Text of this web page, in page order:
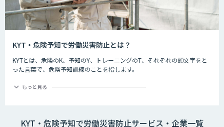
KYT・危険予知で労働災害防止とは？
KYTとは、危険のK、予知のY、トレーニングのT、それぞれの頭文字をと
った言葉で、危険予知訓練のことを指します。
イントを指差呼称や指差唱和、安全対策をし防止を図ること。
もっと見る
KYT・危険予知で労働災害防止サービス・企業一覧